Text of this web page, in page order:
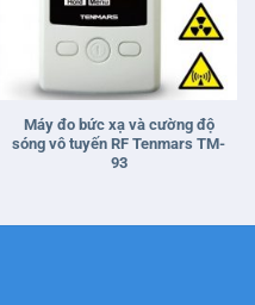
Máy đo bức xạ và cường độ
sóng vô tuyến RF Tenmars TM-
93